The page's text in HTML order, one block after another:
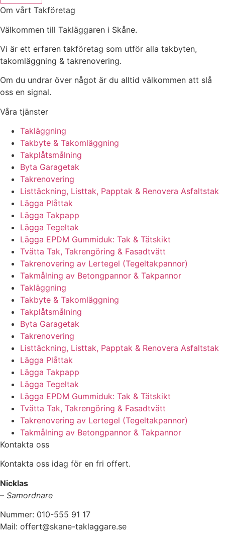
Om vårt Takföretag
Välkommen till Takläggaren i Skåne.
Vi är ett erfaren takföretag som utför alla takbyten,
takomläggning & takrenovering.
Om du undrar över något är du alltid välkommen att slå
oss en signal.
Våra tjänster
Takläggning
Takbyte & Takomläggning
Takplåtsmålning
Byta Garagetak
Takrenovering
Listtäckning, Listtak, Papptak & Renovera Asfaltstak
Lägga Plåttak
Lägga Takpapp
Lägga Tegeltak
Lägga EPDM Gummiduk: Tak & Tätskikt
Tvätta Tak, Takrengöring & Fasadtvätt
Takrenovering av Lertegel (Tegeltakpannor)
Takmålning av Betongpannor & Takpannor
Takläggning
Takbyte & Takomläggning
Takplåtsmålning
Byta Garagetak
Takrenovering
Listtäckning, Listtak, Papptak & Renovera Asfaltstak
Lägga Plåttak
Lägga Takpapp
Lägga Tegeltak
Lägga EPDM Gummiduk: Tak & Tätskikt
Tvätta Tak, Takrengöring & Fasadtvätt
Takrenovering av Lertegel (Tegeltakpannor)
Takmålning av Betongpannor & Takpannor
Kontakta oss
Kontakta oss idag för en fri offert.
Nicklas
– Samordnare
Nummer: 010-555 91 17
Mail: offert@skane-taklaggare.se